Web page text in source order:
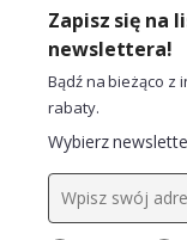
Zapisz się na
newslettera!
Bądź na bieżąco z
rabaty.
Wybierz